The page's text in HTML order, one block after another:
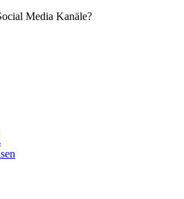
Media Kanäle?